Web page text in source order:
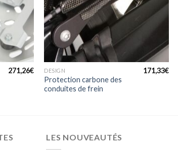
271,26€
+
DESIGN
Protection carbone des
conduites de frein
171,33€
LES NOUVEAUTÉS